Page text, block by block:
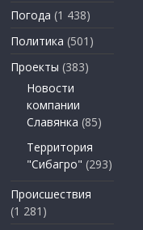
Погода (1 438)
Политика (501)
Проекты (383)
Новости
компании
Славянка (85)
Территория
"Сибагро" (293)
Происшествия
(1 281)